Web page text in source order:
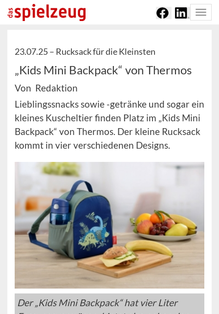
23.07.25 – Rucksack für die Kleinsten
„Kids Mini Backpack“ von Thermos
Von Redaktion
Lieblingssnacks sowie -getränke und sogar ein
kleines Kuscheltier finden Platz im „Kids Mini
Backpack“ von Thermos. Der kleine Rucksack
kommt in vier verschiedenen Designs.
Der „Kids Mini Backpack“ hat vier Liter